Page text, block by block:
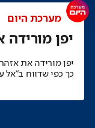
יפן
מערכת היום
יפן מורידה את
כך כפי שדווח ב"אל